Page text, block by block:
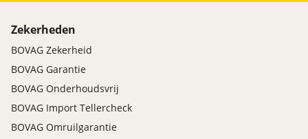
Zekerheden
BOVAG Zekerheid
BOVAG Garantie
BOVAG Onderhoudsvrij
BOVAG Import Tellercheck
BOVAG Omruilgarantie